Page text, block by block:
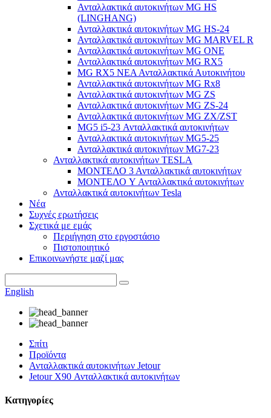
Ανταλλακτικά αυτοκινήτων MG HS
(LINGHANG)
Ανταλλακτικά αυτοκινήτων MG HS-24
Ανταλλακτικά αυτοκινήτων MG MARVEL R
Ανταλλακτικά αυτοκινήτων MG ONE
Ανταλλακτικά αυτοκινήτων MG RX5
MG RX5 ΝΕΑ Ανταλλακτικά Αυτοκινήτου
Ανταλλακτικά αυτοκινήτων MG Rx8
Ανταλλακτικά αυτοκινήτων MG ZS
Ανταλλακτικά αυτοκινήτων MG ZS-24
Ανταλλακτικά αυτοκινήτων MG ZX/ZST
MG5 i5-23 Ανταλλακτικά αυτοκινήτων
Ανταλλακτικά αυτοκινήτων MG5-25
Ανταλλακτικά αυτοκινήτων MG7-23
Ανταλλακτικά αυτοκινήτων TESLA
ΜΟΝΤΕΛΟ 3 Ανταλλακτικά αυτοκινήτων
ΜΟΝΤΕΛΟ Y Ανταλλακτικά αυτοκινήτων
Ανταλλακτικά αυτοκινήτων Tesla
Νέα
Συχνές ερωτήσεις
Σχετικά με εμάς
Περιήγηση στο εργοστάσιο
Πιστοποιητικό
Επικοινωνήστε μαζί μας
English
Σπίτι
Προϊόντα
Ανταλλακτικά αυτοκινήτων Jetour
Jetour X90 Ανταλλακτικά αυτοκινήτων
Κατηγορίες